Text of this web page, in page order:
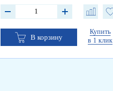
В корзину
Купить
в 1 клик